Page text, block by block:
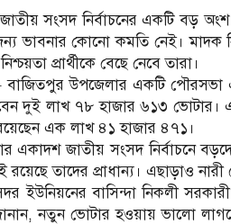
সংসদ নির্বাচনের একটি বড় অংশ
ভাবনার কোনো কমতি নেই। মাদক
প্রার্থীকে বেছে নেবে তারা।
বাজিতপুর উপজেলার একটি
দুই লাখ ৭৮ হাজার ৬১৩ ভোটার।
এক লাখ ৪১ হাজার ৪৭১।
একাদশ জাতীয় সংসদ নির্বাচনে
তাদের প্রাধান্য। এছাড়াও নারী
ইউনিয়নের বাসিন্দা নিকলী সরকারী
নতুন ভোটার হওয়ায় ভালো